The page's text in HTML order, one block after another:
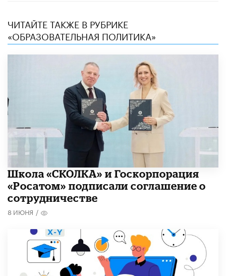
ЧИТАЙТЕ ТАКЖЕ В РУБРИКЕ
«ОБРАЗОВАТЕЛЬНАЯ ПОЛИТИКА»
Школа «СКОЛКА» и Госкорпорация
«Росатом» подписали соглашение о
сотрудничестве
8 ИЮНЯ /